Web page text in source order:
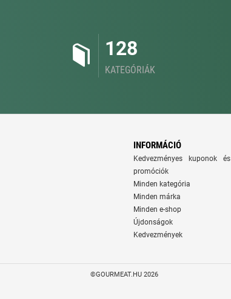
128
KATEGÓRIÁK
INFORMÁCIÓ
Kedvezményes kuponok és
promóciók
Minden kategória
Minden márka
Minden e-shop
Újdonságok
Kedvezmények
©GOURMEAT.HU 2026